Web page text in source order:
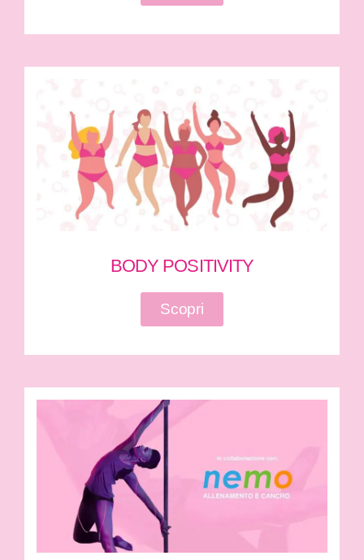
BODY POSITIVITY
Scopri